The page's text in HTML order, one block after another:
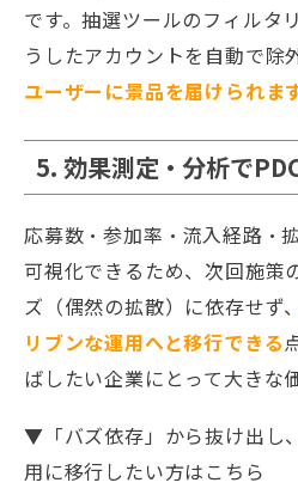
です。抽選ツールのフィルタ
うしたアカウントを自動で除
ユーザーに景品を届けられます
5. 効果測定・分析で
応募数・参加率・流入経路・
可視化できるため、次回施策
ズ（偶然の拡散）に依存せず
リブンな運用へと移行できる
ばしたい企業にとって大きな
▼「バズ依存」から抜け出し
用に移行したい方はこちら